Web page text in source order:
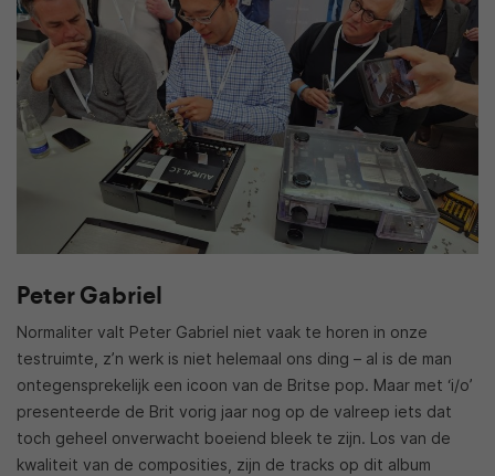
Peter Gabriel
Normaliter valt Peter Gabriel niet vaak te horen in onze
testruimte, z’n werk is niet helemaal ons ding – al is de man
ontegensprekelijk een icoon van de Britse pop. Maar met ‘i/o’
presenteerde de Brit vorig jaar nog op de valreep iets dat
toch geheel onverwacht boeiend bleek te zijn. Los van de
kwaliteit van de composities, zijn de tracks op dit album